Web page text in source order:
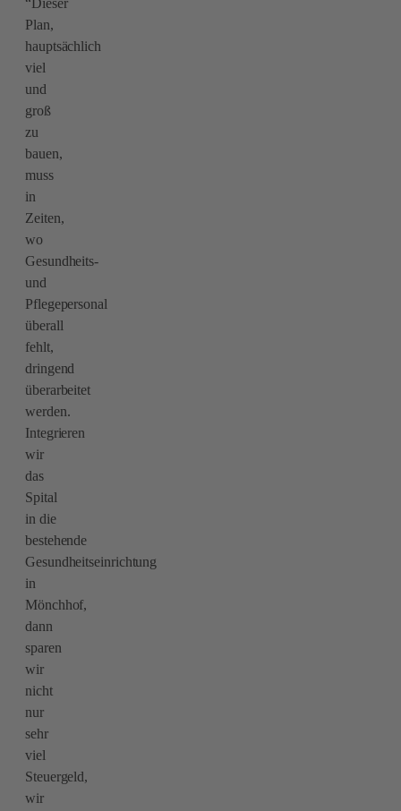
“Dieser
Plan,
hauptsächlich
viel
und
groß
zu
bauen,
muss
in
Zeiten,
wo
Gesundheits-
und
Pflegepersonal
überall
fehlt,
dringend
überarbeitet
werden.
Integrieren
wir
das
Spital
in die
bestehende
Gesundheitseinrichtung
in
Mönchhof,
dann
sparen
wir
nicht
nur
sehr
viel
Steuergeld,
wir